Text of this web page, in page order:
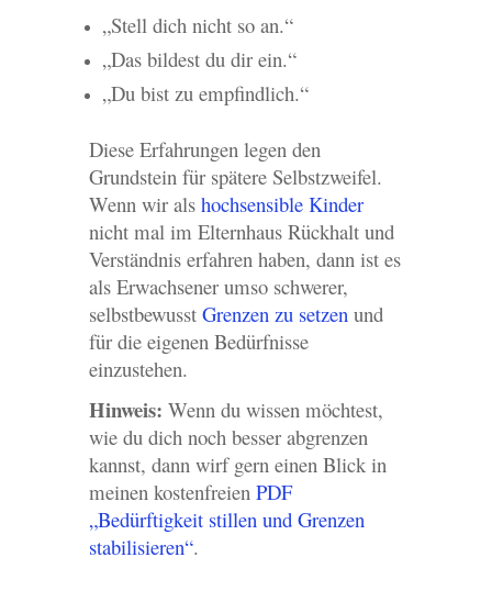
„Stell dich nicht so an.“
„Das bildest du dir ein.“
„Du bist zu empfindlich.“
Diese Erfahrungen legen den
Grundstein für spätere Selbstzweifel.
Wenn wir als hochsensible Kinder
nicht mal im Elternhaus Rückhalt und
Verständnis erfahren haben, dann ist es
als Erwachsener umso schwerer,
selbstbewusst Grenzen zu setzenund
für die eigenen Bedürfnisse
einzustehen.
Hinweis: Wenn du wissen möchtest,
wie du dich noch besser abgrenzen
kannst, dann wirf gern einen Blick in
meinen kostenfreien PDF
„Bedürftigkeit stillen und Grenzen
stabilisieren“.